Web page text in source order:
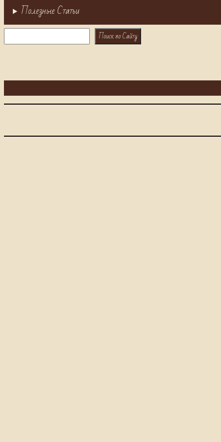
Полезные Статьи
Поиск по Сайту